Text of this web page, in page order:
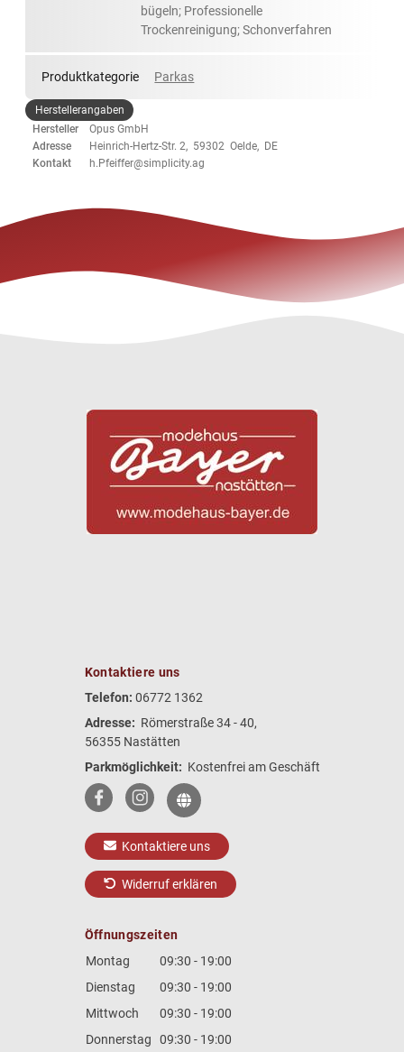
bügeln; Professionelle
Trockenreinigung; Schonverfahren
Produktkategorie Parkas
Herstellerangaben
Hersteller
Opus GmbH
Adresse
Heinrich-Hertz-Str. 2, 59302 Oelde, DE
Kontakt
h.Pfeiffer@simplicity.ag
Kontaktiere uns
Telefon: 06772 1362
Adresse: Römerstraße 34 - 40,
56355 Nastätten
Parkmöglichkeit: Kostenfrei am Geschäft
Kontaktiere uns
Widerruf erklären
Öffnungszeiten
Montag
09:30 - 19:00
Dienstag
09:30 - 19:00
Mittwoch
09:30 - 19:00
Donnerstag
09:30 - 19:00